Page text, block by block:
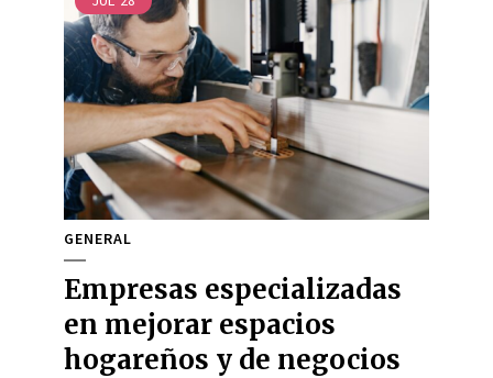
GENERAL
Empresas especializadas
en mejorar espacios
hogareños y de negocios